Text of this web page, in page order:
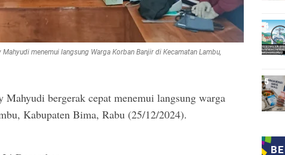
menemui langsung Warga Korban Banjir di Kecamatan Lambu,
bergerak cepat menemui langsung warga
Kabupaten Bima, Rabu (25/12/2024).